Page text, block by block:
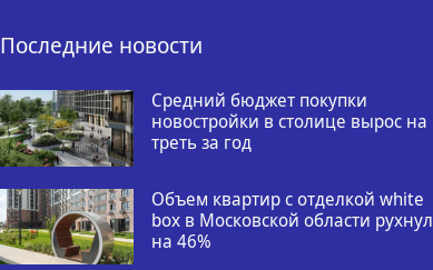
Последние новости
Средний бюджет покупки
новостройки в столице вырос на
треть за год
Объем квартир с отделкой white
box в Московской области рухнул
на 46%